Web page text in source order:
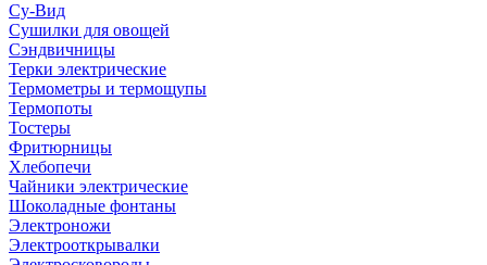
Су-Вид
Сушилки для овощей
Сэндвичницы
Терки электрические
Термометры и термощупы
Термопоты
Тостеры
Фритюрницы
Хлебопечи
Чайники электрические
Шоколадные фонтаны
Электроножи
Электрооткрывалки